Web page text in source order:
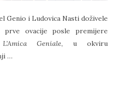
Genio i Ludovica Nasti doživele
ovacije posle premijere
L’Amica Geniale, u okviru
…